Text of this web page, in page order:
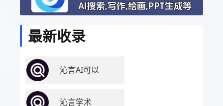
最新收录
沁言AI可以
沁言学术